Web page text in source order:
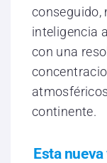
conseguido,
inteligencia
con una
continente.
Esta